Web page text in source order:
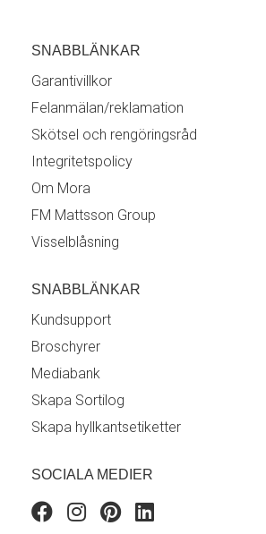
SNABBLÄNKAR
Garantivillkor
Felanmälan/reklamation
Skötsel och rengöringsråd
Integritetspolicy
Om Mora
FM Mattsson Group
Visselblåsning
SNABBLÄNKAR
Kundsupport
Broschyrer
Mediabank
Skapa Sortilog
Skapa hyllkantsetiketter
SOCIALA MEDIER
FacebookInstagram
Pinterest